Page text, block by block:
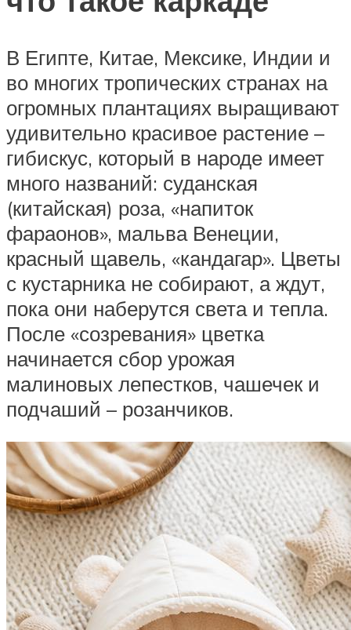
В Египте, Китае, Мексике, Индии и
во многих тропических странах на
огромных плантациях выращивают
удивительно красивое растение –
гибискус, который в народе имеет
много названий: суданская
(китайская) роза, «напиток
фараонов», мальва Венеции,
красный щавель, «кандагар». Цветы
с кустарника не собирают, а ждут,
пока они наберутся света и тепла.
После «созревания» цветка
начинается сбор урожая
малиновых лепестков, чашечек и
подчаший – розанчиков.